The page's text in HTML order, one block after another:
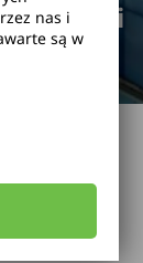
nas i
są w